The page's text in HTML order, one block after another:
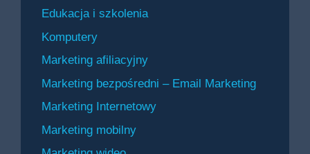
Edukacja i szkolenia
Komputery
Marketing afiliacyjny
Marketing bezpośredni – Email Marketing
Marketing Internetowy
Marketing mobilny